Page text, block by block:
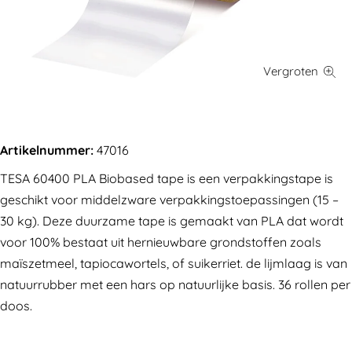
Artikelnummer: 47016
TESA 60400 PLA Biobased tape is een verpakkingstape is
geschikt voor middelzware verpakkingstoepassingen (15 –
30 kg). Deze duurzame tape is gemaakt van PLA dat wordt
voor 100% bestaat uit hernieuwbare grondstoffen zoals
maïszetmeel, tapiocawortels, of suikerriet. de lijmlaag is van
natuurrubber met een hars op natuurlijke basis. 36 rollen per
doos.